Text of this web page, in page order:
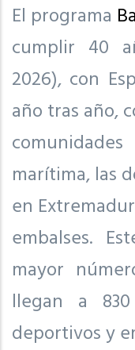
El programa
cumplir 40
2026), con
año tras año,
marítima, las
en
embalses.
mayor
llegan a
deportivos y